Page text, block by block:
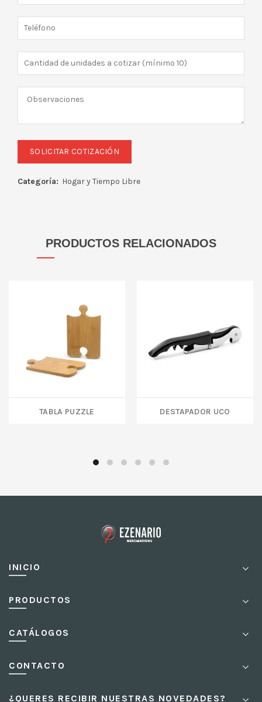
Categoría: Hogar y Tiempo Libre
PRODUCTOS RELACIONADOS
TABLA PUZZLE DESTAPADOR UCO
INICIO
PRODUCTOS
CATÁLOGOS
CONTACTO
¿QUERES RECIBIR NUESTRAS NOVEDADES?